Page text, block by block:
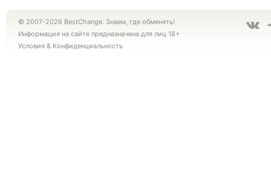
© 2007-2026 BestChange. Знаем, где обменять!
Информация на сайте предназначена для лиц 18+
Условия & Конфиденциальность